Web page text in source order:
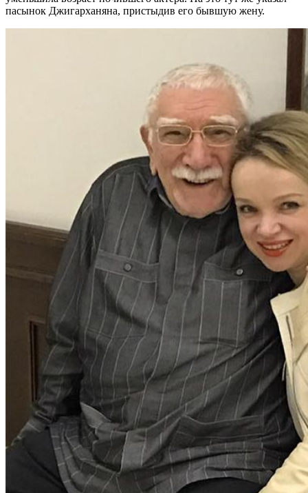
пасынок Джигарханяна, пристыдив его бывшую жену.